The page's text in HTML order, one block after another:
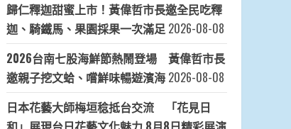
歸仁釋迦甜蜜上市！黃偉哲市長邀全民吃釋
迦、騎鐵馬、果園採果一次滿足 2026-08-08
2026台南七股海鮮節熱鬧登場 黃偉哲市長
邀親子挖文蛤、嚐鮮味暢遊濱海 2026-08-08
日本花藝大師梅垣稔抵台交流 「花見日